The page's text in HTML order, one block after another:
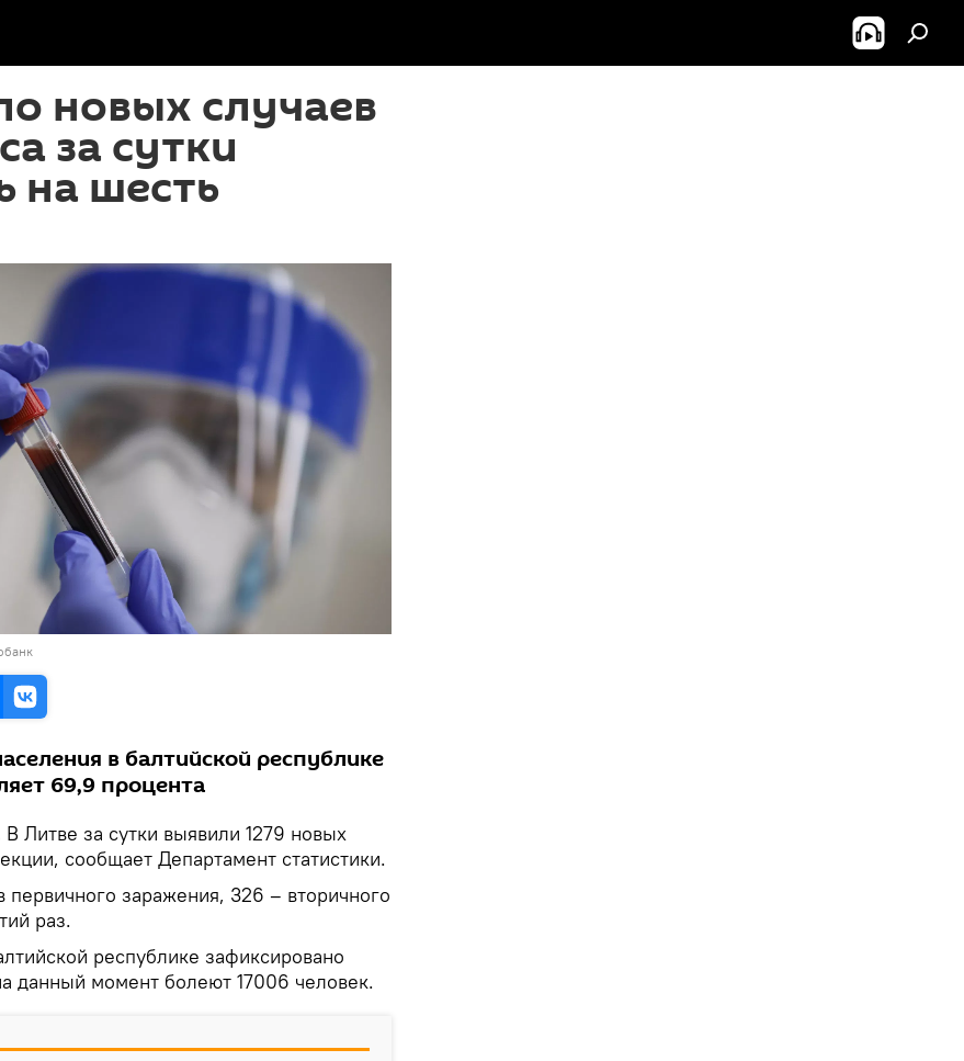
новых случаев
за сутки
на шесть
в балтийской республике
69,9 процента
В Литве за сутки выявили 1279 новых
сообщает Департамент статистики.
заражения, 326 – вторичного
раз.
республике зафиксировано
данный момент болеют 17006 человек.